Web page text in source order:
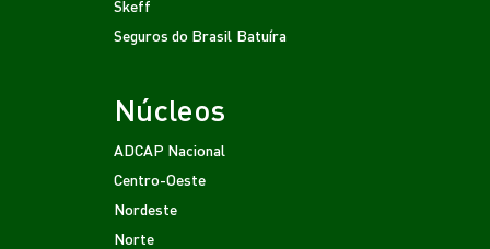
Skeff
Seguros do Brasil Batuíra
Núcleos
ADCAP Nacional
Centro-Oeste
Nordeste
Norte